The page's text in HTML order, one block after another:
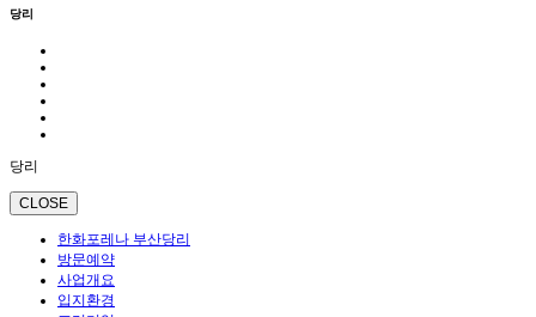
당리
당리
CLOSE
한화포레나 부산당리
방문예약
사업개요
입지환경